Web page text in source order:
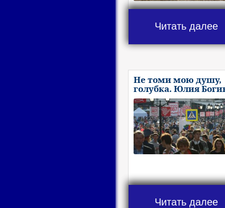
Читать далее
Не томи мою душу,
голубка. Юлия
Читать далее